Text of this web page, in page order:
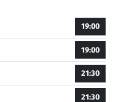
19:00
19:00
21:30
21:30